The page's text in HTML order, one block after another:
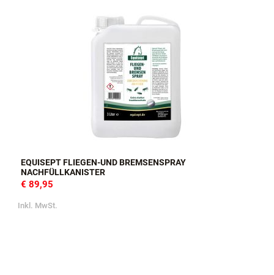
EQUISEPT FLIEGEN-UND BREMSENSPRAY
NACHFÜLLKANISTER
€ 89,95
Inkl. MwSt.